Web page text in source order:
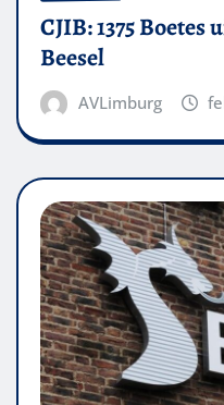
CJIB: 1375 Boetes
Beesel
AVLimburg